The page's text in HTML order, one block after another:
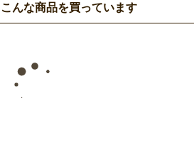
んな商品を買っています